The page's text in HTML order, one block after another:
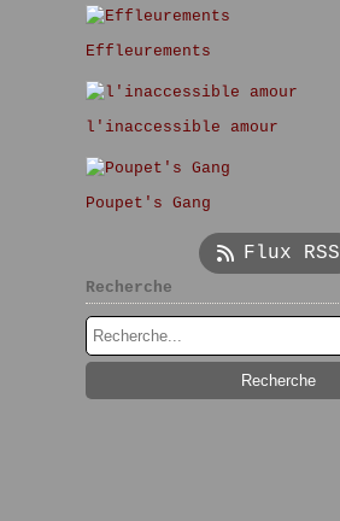
Effleurements
l'inaccessible amour
Poupet's Gang
Flux RSS
Recherche